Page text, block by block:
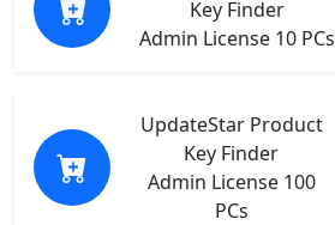
Key Finder
Admin License 10 PCs
UpdateStar Product
Key Finder
Admin License 100
PCs